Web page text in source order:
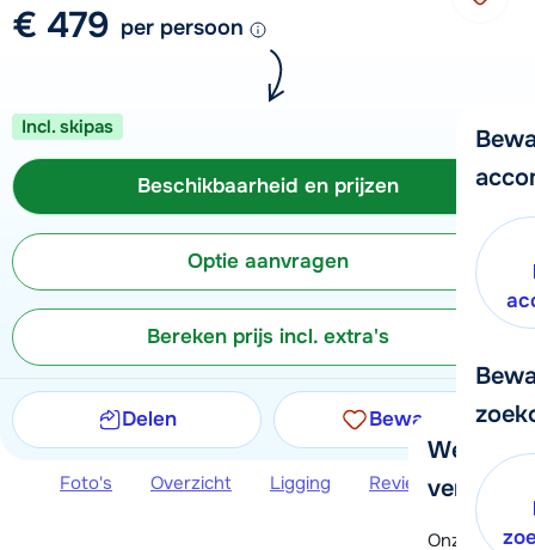
We
verder!
Onze
€ 479 per persoon
Incl. skipas
Beschikbaarheid en prijzen
Optie aanvragen
Bereken prijs incl. extra's
Delen Bewaren
Foto's Overzicht Ligging Reviews